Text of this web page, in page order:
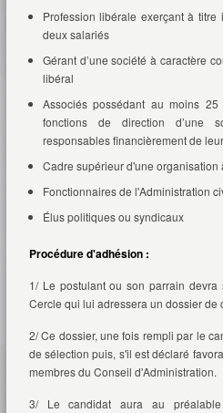
Profession libérale exerçant à
deux salariés
Gérant d’une société à caractère
libéral
Associés possédant au moins
fonctions de direction d’une
responsables financièrement de
Cadre supérieur d'une organisation
Fonctionnaires de l'Administration
Élus politiques ou syndicaux
Procédure d'adhésion :
1/ Le postulant ou son parrain
Cercle qui lui adressera un dossier de
2/ Ce dossier, une fois rempli par le
de sélection puis, s'il est déclaré
membres du Conseil d'Administration.
3/ Le candidat aura au